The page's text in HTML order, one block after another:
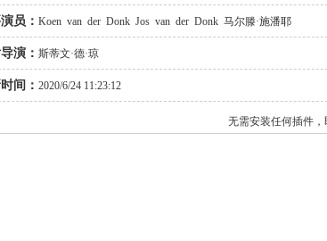
员： Koen van der Donk Jos van der Donk 马尔滕·施潘耶
Van Heurck
演： 斯蒂文·德·琼
间： 2020/6/24 11:23:12
无需安装任何插件